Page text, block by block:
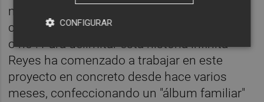
muy de cerca. Me parece muy interesante
como llegas a cierta edad y te da igual todo,
o no”. Para delimitar esta historia infinita
Reyes ha comenzado a trabajar en este
proyecto en concreto desde hace varios
meses, confeccionando un "álbum familiar"
CONFIGURAR